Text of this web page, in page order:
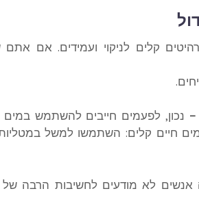
קלים לניקוי ועמידים. אם
נכון, לפעמים חייבים להשתמש במים
חיים קלים: השתמשו למשל
אנשים לא מודעים לחשיבות הרבה של